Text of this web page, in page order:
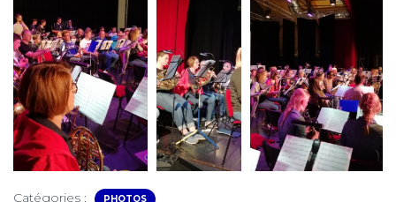
Catégories : PHOTOS